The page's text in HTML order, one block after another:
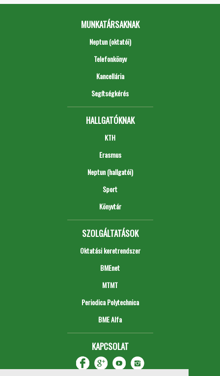
MUNKATÁRSAKNAK
Neptun (oktatói)
Telefonkönyv
Kancellária
Segítségkérés
HALLGATÓKNAK
KTH
Erasmus
Neptun (hallgatói)
Sport
Könyvtár
SZOLGÁLTATÁSOK
Oktatási keretrendszer
BMEnet
MTMT
Periodica Polytechnica
BME Alfa
KAPCSOLAT